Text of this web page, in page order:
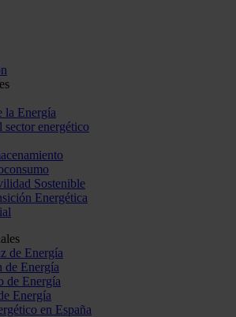
la Energía
sector energético
Sostenible
Energética
de Energía
de Energía
de Energía
Energía
en España